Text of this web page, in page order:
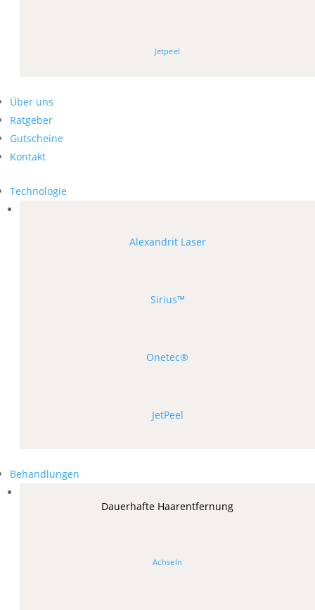
Jetpeel
Über uns
Ratgeber
Gutscheine
Kontakt
Technologie
Alexandrit Laser
Sirius™
Onetec®
JetPeel
Behandlungen
Dauerhafte Haarentfernung
Achseln